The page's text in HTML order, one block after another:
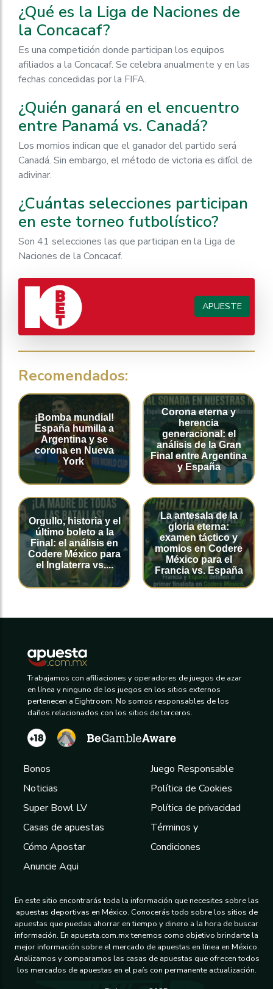
¿Qué es la Liga de Naciones de
la Concacaf?
Es una competición donde participan los equipos
afiliados a la Concacaf. Se celebra anualmente y en las
fechas concedidas por la FIFA.
¿Quién ganará en el encuentro
entre Panamá vs. Canadá?
Los momios indican que el ganador del partido será
Canadá. Sin embargo, el método de victoria es difícil de
adivinar.
¿Cuántas selecciones participan
en este torneo futbolístico?
Son 41 selecciones las que participan en la Liga de
Naciones de la Concacaf.
APUESTE
Recomendados:
¡Bomba mundial!
España humilla a
Argentina y se
corona en Nueva
York
Corona eterna y
herencia
generacional: el
análisis de la Gran
Final entre Argentina
y España
Orgullo, historia y el
último boleto a la
Final: el análisis en
Codere México para
el Inglaterra vs....
La antesala de la
gloria eterna:
examen táctico y
momios en Codere
México para el
Francia vs. España
Trabajamos con afiliaciones y operadores de juegos de azar
en línea y ninguno de los juegos en los sitios externos
pertenecen a Eightroom. No somos responsables de los
daños relacionados con los sitios de terceros.
Bonos
Noticias
Super Bowl LV
Casas de apuestas
Cómo Apostar
Anuncie Aqui
Juego Responsable
Política de Cookies
Política de privacidad
Términos y
Condiciones
En este sitio encontrarás toda la información que necesites sobre las
apuestas deportivas en México. Conocerás todo sobre los sitios de
apuestas que puedas ahorrar en tiempo y dinero a la hora de buscar
información. En apuesta.com.mx tenemos como objetivo brindarte la
mejor información sobre el mercado de apuestas en línea en México.
Analizamos y comparamos las casas de apuestas que ofrecen todos
los mercados de apuestas en el país con permanente actualización.